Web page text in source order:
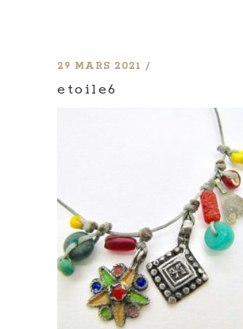
29 MARS 2021
etoile6